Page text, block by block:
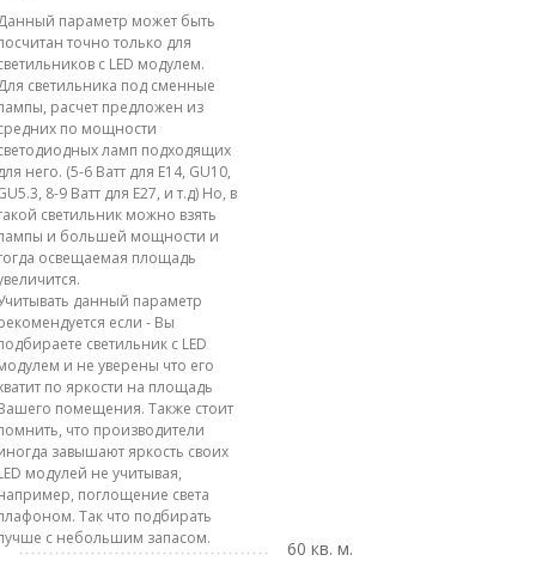
параметр может быть
точно только для
с LED модулем.
светильника под сменные
расчет предложен из
по мощности
ламп подходящих
него. (5-6 Ватт для E14, GU10,
8-9 Ватт для E27, и т.д) Но, в
светильник можно взять
и большей мощности и
освещаемая площадь
данный параметр
если - Вы
светильник с LED
и не уверены что его
по яркости на площадь
помещения. Также стоит
что производители
завышают яркость своих
модулей не учитывая,
поглощение света
Так что подбирать
с небольшим запасом.
60 кв. м.